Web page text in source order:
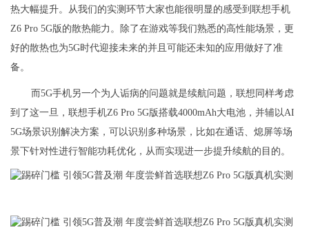
热大幅提升。从我们的实测环节大家也能很明显的感受到联想手机
Z6 Pro 5G版的散热能力。除了在游戏等我们熟悉的高性能场景，更
好的散热也为5G时代迎接未来的并且可能还未知的应用做好了准
备。
而5G手机另一个为人诟病的问题就是续航问题，联想同样考虑
到了这一旦，联想手机Z6 Pro 5G版搭载4000mAh大电池，并辅以AI
5G场景识别解决方案，可以识别多种场景，比如在通话、熄屏等场
景下针对性进行智能功耗优化，从而实现进一步提升续航的目的。